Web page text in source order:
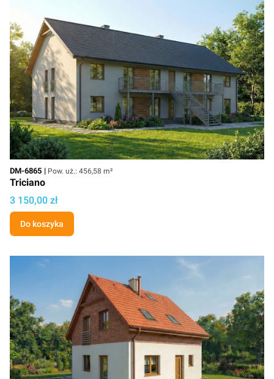
Kod
DM-6865 Powierzchnia użytkowa
Pow. uż.: 456,58 m²
Triciano
Cena projektu
3 150,00 zł
Do koszyka